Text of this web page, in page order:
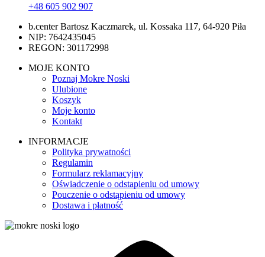
+48 605 902 907
b.center Bartosz Kaczmarek, ul. Kossaka 117, 64-920 Piła
NIP: 7642435045
REGON: 301172998
MOJE KONTO
Poznaj Mokre Noski
Ulubione
Koszyk
Moje konto
Kontakt
INFORMACJE
Polityka prywatności
Regulamin
Formularz reklamacyjny
Oświadczenie o odstapieniu od umowy
Pouczenie o odstąpieniu od umowy
Dostawa i płatność